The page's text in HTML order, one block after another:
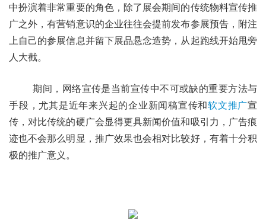
中扮演着非常重要的角色，除了展会期间的传统物料宣传推
广之外，有营销意识的企业往往会提前发布参展预告，附注
上自己的参展信息并留下展品悬念造势，从起跑线开始甩旁
人大截。
	期间，网络宣传是当前宣传中不可或缺的重要方法与
手段，尤其是近年来兴起的企业新闻稿宣传和软文推广宣
传，对比传统的硬广会显得更具新闻价值和吸引力，广告痕
迹也不会那么明显，推广效果也会相对比较好，有着十分积
极的推广意义。